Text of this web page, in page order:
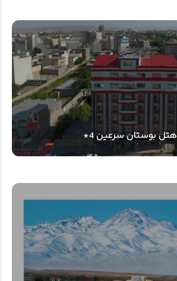
هتل بوستان سرعین 4*